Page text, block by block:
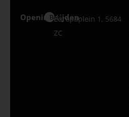
Openingstijden
Best
Europaplein 1, 5684
ZC